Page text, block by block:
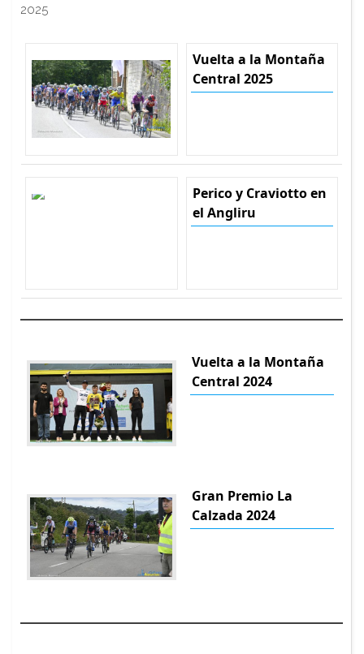
2025
Vuelta a la Montaña
Central 2025
Perico y Craviotto en
el Angliru
Vuelta a la Montaña
Central 2024
Gran Premio La
Calzada 2024